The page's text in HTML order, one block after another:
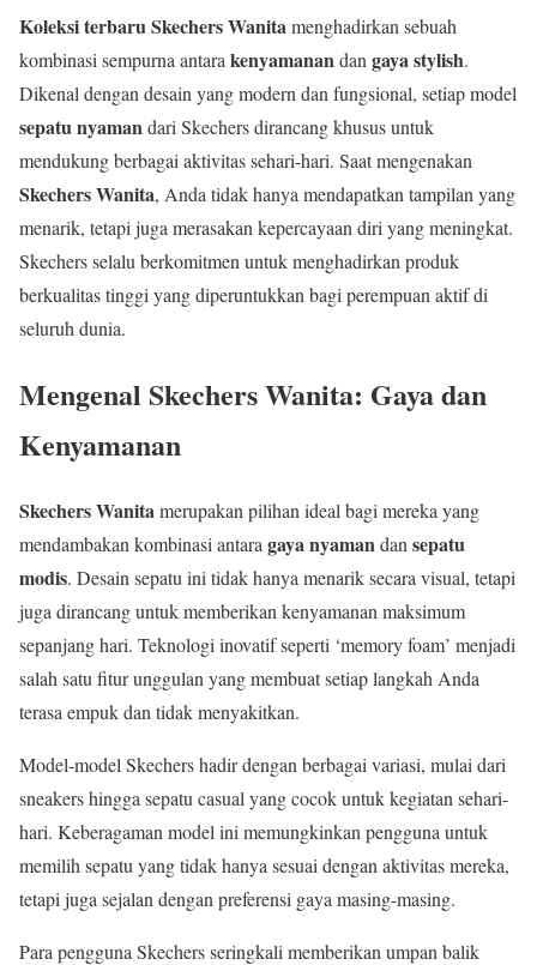
Koleksi terbaruSkechers Wanitamenghadirkan sebuah
kombinasi sempurna antara kenyamanandan gaya stylish.
Dikenal dengan desain yang modern dan fungsional, setiap model
sepatu nyamandari Skechers dirancang khusus untuk
mendukung berbagai aktivitas sehari-hari. Saat mengenakan
Skechers Wanita, Anda tidak hanya mendapatkan tampilan yang
menarik, tetapi juga merasakan kepercayaan diri yang meningkat.
Skechers selalu berkomitmen untuk menghadirkan produk
berkualitas tinggi yang diperuntukkan bagi perempuan aktif di
seluruh dunia.
Mengenal Skechers Wanita: Gaya dan
Kenyamanan
Skechers Wanitamerupakan pilihan ideal bagi mereka yang
mendambakan kombinasi antara gaya nyamandan sepatu
modis. Desain sepatu ini tidak hanya menarik secara visual, tetapi
juga dirancang untuk memberikan kenyamanan maksimum
sepanjang hari. Teknologi inovatif seperti ‘memory foam’ menjadi
salah satu fitur unggulan yang membuat setiap langkah Anda
terasa empuk dan tidak menyakitkan.
Model-model Skechers hadir dengan berbagai variasi, mulai dari
sneakers hingga sepatu casual yang cocok untuk kegiatan sehari-
hari. Keberagaman model ini memungkinkan pengguna untuk
memilih sepatu yang tidak hanya sesuai dengan aktivitas mereka,
tetapi juga sejalan dengan preferensi gaya masing-masing.
Para pengguna Skechers seringkali memberikan umpan balik